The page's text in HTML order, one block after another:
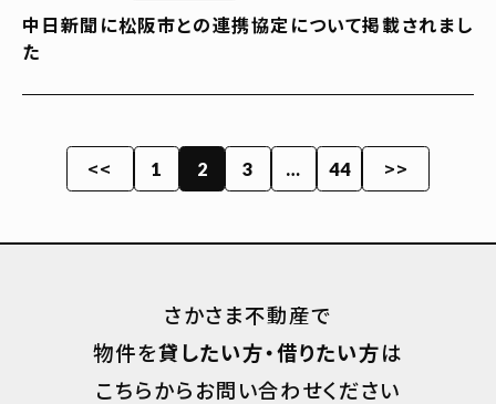
中日新聞に松阪市との連携協定について掲載されまし
た
<< 1 2 3 … 44 >>
さかさま不動産で
物件を貸したい方・借りたい方は
こちらからお問い合わせください